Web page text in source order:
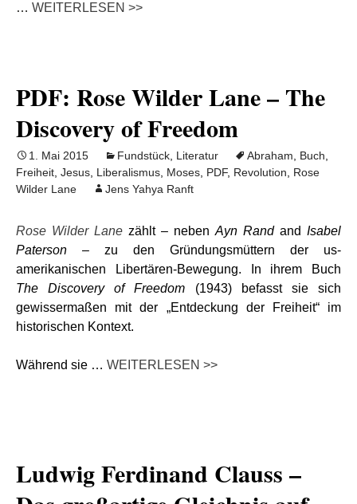
… WEITERLESEN >>
PDF: Rose Wilder Lane – The
Discovery of Freedom
1. Mai 2015 Fundstück Literatur Abraham Buch
Freiheit Jesus Liberalismus Moses PDF, Revolution
Rose
Wilder Lane
Jens Yahya Ranft
Rose Wilder Lane zählt – neben Ayn Randand Isabel
Paterson – zu den Gründungsmüttern der us-
amerikanischen Libertären-Bewegung. In ihrem Buch
The Discovery of Freedom (1943) befasst sie sich
gewissermaßen mit der „Entdeckung der Freiheit“ im
historischen Kontext.
Während sie … WEITERLESEN >>
Ludwig Ferdinand Clauss –